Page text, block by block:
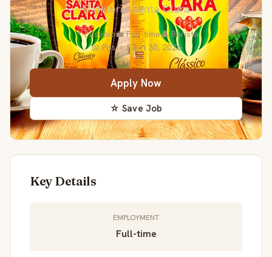
Cafeteria Santa Clara
📍 Eusébio💼 Full-time👤 Barista
📅 Posted Jun 30, 2026
Apply Now
☆ Save Job
Key Details
EMPLOYMENT
Full-time